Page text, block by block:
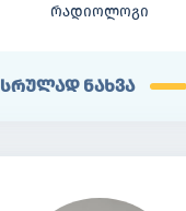
რადიოლოგი
სრულად ნახვა